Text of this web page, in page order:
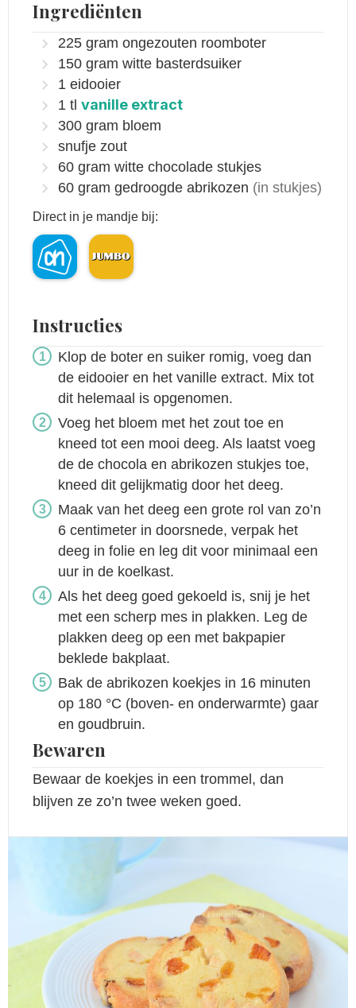
Ingrediënten
225 gram ongezouten roomboter
150 gram witte basterdsuiker
1 eidooier
1 tl vanille extract
300 gram bloem
snufje zout
60 gram witte chocolade stukjes
60 gram gedroogde abrikozen (in stukjes)
Direct in je mandje bij:
Instructies
Klop de boter en suiker romig, voeg dan
de eidooier en het vanille extract. Mix tot
dit helemaal is opgenomen.
Voeg het bloem met het zout toe en
kneed tot een mooi deeg. Als laatst voeg
de de chocola en abrikozen stukjes toe,
kneed dit gelijkmatig door het deeg.
Maak van het deeg een grote rol van zo’n
6 centimeter in doorsnede, verpak het
deeg in folie en leg dit voor minimaal een
uur in de koelkast.
Als het deeg goed gekoeld is, snij je het
met een scherp mes in plakken. Leg de
plakken deeg op een met bakpapier
beklede bakplaat.
Bak de abrikozen koekjes in 16 minuten
op 180 °C (boven- en onderwarmte) gaar
en goudbruin.
Bewaren
Bewaar de koekjes in een trommel, dan
blijven ze zo’n twee weken goed.